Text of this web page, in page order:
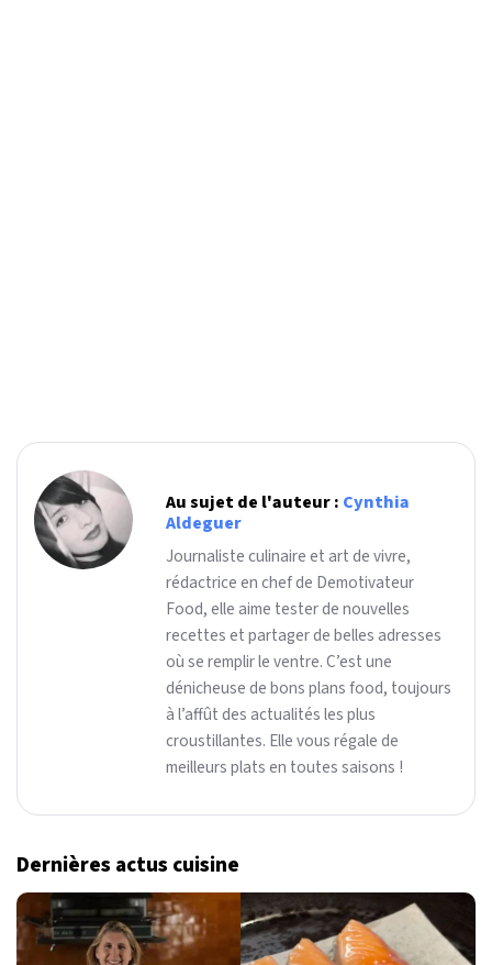
Au sujet de l'auteur : Cynthia
Aldeguer
Journaliste culinaire et art de vivre,
rédactrice en chef de Demotivateur
Food, elle aime tester de nouvelles
recettes et partager de belles adresses
où se remplir le ventre. C’est une
dénicheuse de bons plans food, toujours
à l’affût des actualités les plus
croustillantes. Elle vous régale de
meilleurs plats en toutes saisons !
Dernières actus cuisine